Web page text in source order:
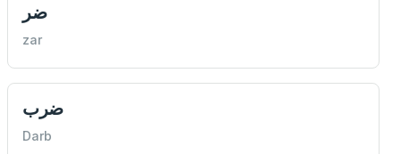
ضر
zar
ضرب
Darb